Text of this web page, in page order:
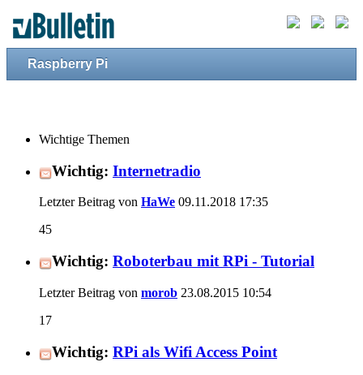
Raspberry Pi
Wichtige Themen
Wichtig: Internetradio
Letzter Beitrag von HaWe 09.11.2018 17:35
45
Wichtig: Roboterbau mit RPi - Tutorial
Letzter Beitrag von morob 23.08.2015 10:54
17
Wichtig: RPi als Wifi Access Point